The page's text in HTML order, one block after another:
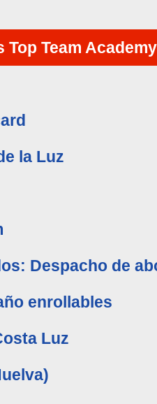
Top Team Academy
la Luz
Despacho de
enrollables
Luz